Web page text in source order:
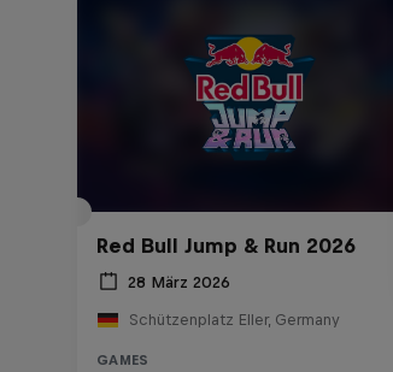
Red Bull Jump & Run 2026
28 März 2026
Schützenplatz Eller, Germany
GAMES